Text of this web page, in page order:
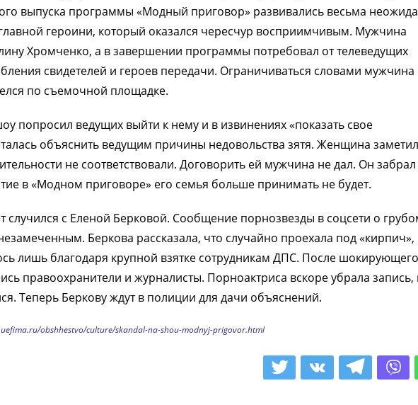
выпуска программы «Модный приговор» развивались весьма
героини, который оказался чересчур восприимчивым. Мужчина
Хромченко, а в завершении программы потребовал от телеведущих
свидетелей и героев передачи. Ограничиваться словами мужчина
по съемочной площадке.
попросил ведущих выйти к нему и в извинениях «показать свое
объяснить ведущим причины недовольства зятя. Женщина
не соответствовали. Договорить ей мужчина не дал. Он забрал
в «Модном приговоре» его семья больше принимать не будет.
случился с Еленой Берковой. Сообщение порнозвезды в соцсети о
Беркова рассказала, что случайно проехала под «кирпич»,
лишь благодаря крупной взятке сотрудникам ДПС. После шокирующего
правоохранители и журналисты. Порноактриса вскоре убрала запись,
Теперь Беркову ждут в полиции для дачи объяснений.
obshhestvo/culture/skandal-na-shou-modnyj-prigovor.html